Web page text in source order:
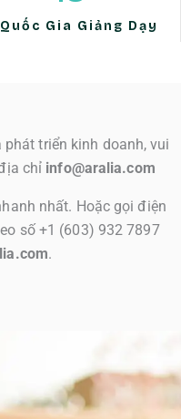
Quốc Gia Giảng Dạy
triển kinh doanh, vui
chỉ info@aralia.com
nhất. Hoặc gọi điện
số +1 (603) 932 7897
.